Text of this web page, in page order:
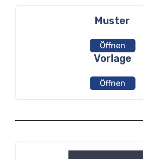
Muster
Öffnen
Vorlage
Öffnen